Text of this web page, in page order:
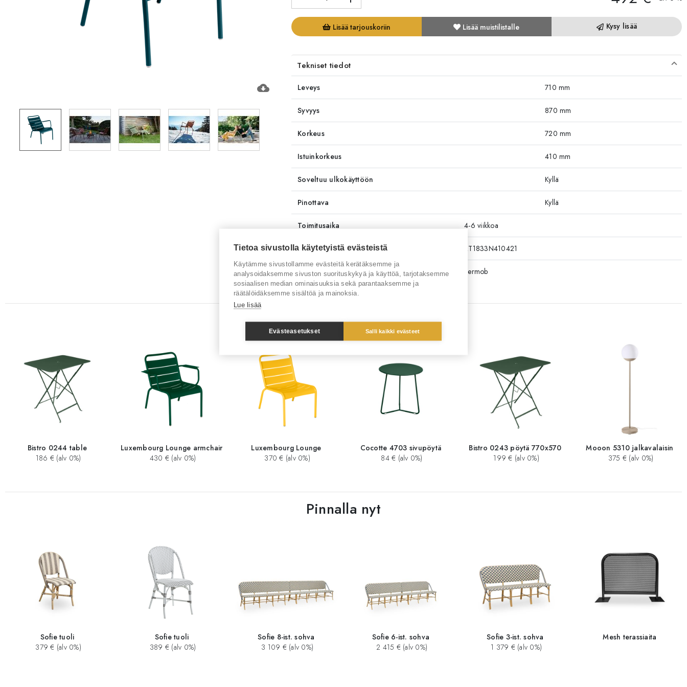
cloud_download
Lisää tarjouskoriin Lisää muistilistalle Kysy lisää
Tekniset tiedot
Leveys 710 mm
Syvyys 870 mm
Korkeus 720 mm
Istuinkorkeus 410 mm
Soveltuu ulkokäyttöön Kyllä
Pinottava Kyllä
Toimitusaika 4-6 viikkoa
Tuotenumero RT1833N410421
Tuotemerkki Fermob
Sinua saattaisi kiinnostaa myös
Bistro 0244 table
186 € (alv 0%)
Luxembourg Lounge armchair
430 € (alv 0%)
Luxembourg Lounge
370 € (alv 0%)
Cocotte 4703 sivupöytä
84 € (alv 0%)
Bistro 0243 pöytä 770x570
199 € (alv 0%)
Mooon 5310 jalkavalaisin
375 € (alv 0%)
Pinnalla nyt
Sofie tuoli
379 € (alv 0%)
Sofie tuoli
389 € (alv 0%)
Sofie 8-ist. sohva
3 109 € (alv 0%)
Sofie 6-ist. sohva
2 415 € (alv 0%)
Sofie 3-ist. sohva
1 379 € (alv 0%)
Mesh terassiaita
Tietoa sivustolla käytetyistä evästeistä
Käytämme sivustollamme evästeitä kerätäksemme ja
analysoidaksemme sivuston suorituskykyä ja käyttöä, tarjotaksemme
sosiaalisen median ominaisuuksia sekä parantaaksemme ja
räätälöidäksemme sisältöä ja mainoksia.
Lue lisää
Evästeasetukset Salli kaikki evästeet